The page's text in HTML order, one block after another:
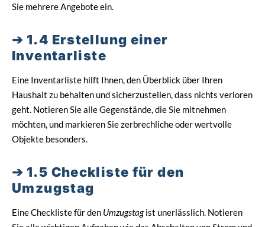
Sie mehrere Angebote ein.
1.4 Erstellung einer
Inventarliste
Eine Inventarliste hilft Ihnen, den Überblick über Ihren
Haushalt zu behalten und sicherzustellen, dass nichts verloren
geht. Notieren Sie alle Gegenstände, die Sie mitnehmen
möchten, und markieren Sie zerbrechliche oder wertvolle
Objekte besonders.
1.5 Checkliste für den
Umzugstag
Eine Checkliste für den Umzugstagist unerlässlich. Notieren